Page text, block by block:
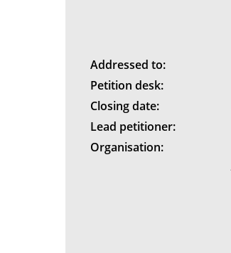
Addressed to:
Petition desk:
Closing date:
Lead petitioner:
Organisation: